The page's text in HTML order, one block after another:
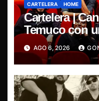
CARTELERA HOME
Cartelera |
Temuco con
de indie
AGO 6, 2026